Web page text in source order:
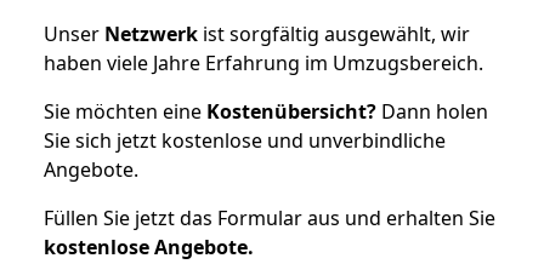
Unser Netzwerk ist sorgfältig ausgewählt, wir
haben viele Jahre Erfahrung im Umzugsbereich.
Sie möchten eine Kostenübersicht? Dann holen
Sie sich jetzt kostenlose und unverbindliche
Angebote.
Füllen Sie jetzt das Formular aus und erhalten Sie
kostenloseAngebote.